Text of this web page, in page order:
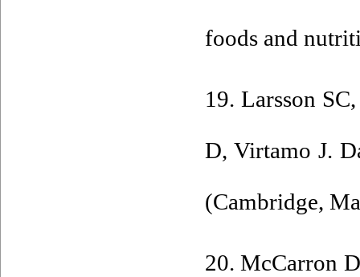
foods and
19. Larsson
D, Virtamo J.
(Cambridge,
20. McCarron